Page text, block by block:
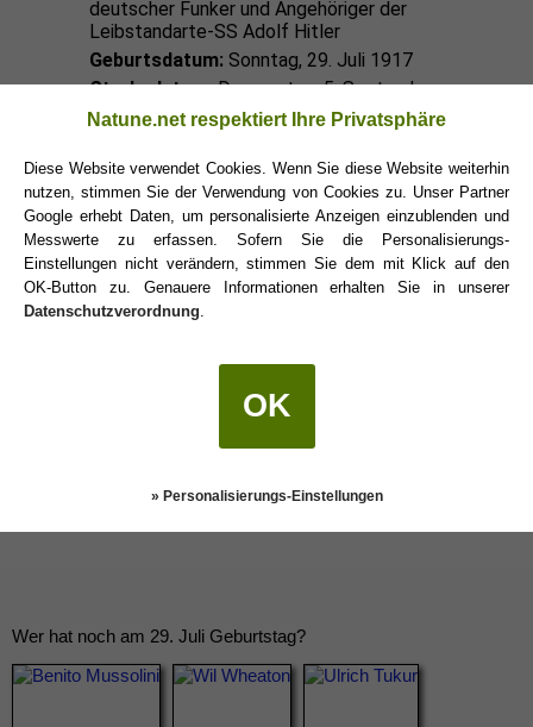
deutscher Funker und Angehöriger der
Leibstandarte-SS Adolf Hitler
Geburtsdatum: Sonntag, 29. Juli 1917
Sterbedatum:Donnerstag, 5. September
2013
Löwe Promis
Löwe Sternzeichen
Wer hat noch am 29. Juli Geburtstag?
Natune.net respektiert Ihre Privatsphäre
Diese Website verwendet Cookies. Wenn Sie diese Website weiterhin
nutzen, stimmen Sie der Verwendung von Cookies zu. Unser Partner
Google erhebt Daten, um personalisierte Anzeigen einzublenden und
Messwerte zu erfassen. Sofern Sie die Personalisierungs-
Einstellungen nicht verändern, stimmen Sie dem mit Klick auf den
OK-Button zu. Genauere Informationen erhalten Sie in unserer
Datenschutzverordnung.
OK
» Personalisierungs-Einstellungen